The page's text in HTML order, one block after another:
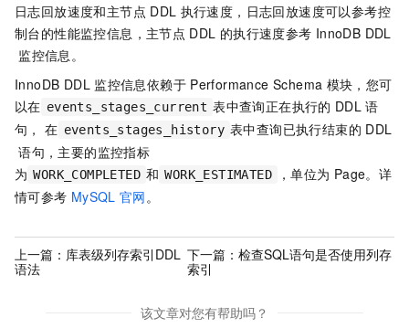
日志回放速度和主节点 DDL 执行速度，日志回放速度可以参考控
制台的性能监控信息，主节点 DDL 的执行速度参考 InnoDB DDL
监控信息。
InnoDB DDL 监控信息依赖于 Performance Schema 模块，您可
以在 events_stages_current 表中查询正在执行的 DDL 语
句， 在 events_stages_history 表中查询已执行结束的 DDL
语句，主要的监控指标
为 WORK_COMPLETED 和 WORK_ESTIMATED ，单位为 Page。详
情可参考 MySQL 官网。
上一篇： 库表级列存索引DDL
语法
下一篇：检查SQL语句是否使用列存
索引
该文章对您有帮助吗？